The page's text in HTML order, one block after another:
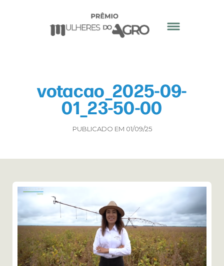
votacao_2025-09-
01_23-50-00
PUBLICADO EM 01/09/25